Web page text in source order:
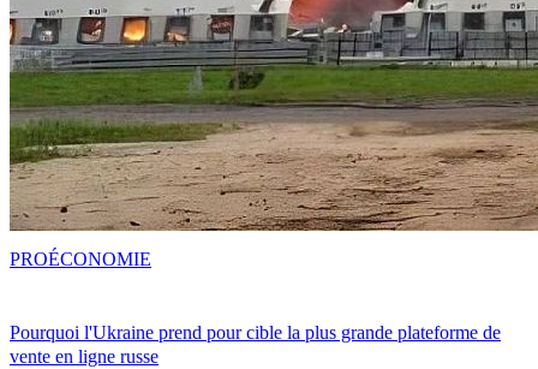
Pourquoi l'Ukraine prend pour cible la plus grande plateforme de
vente en ligne russe
PROÉCONOMIE